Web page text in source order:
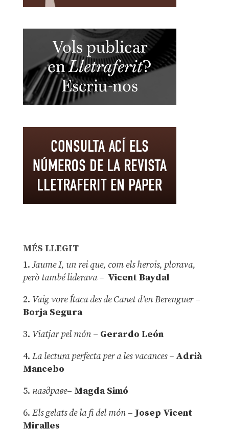
MÉS LLEGIT
1.Jaume I, un rei que, com els herois, plorava,
però també liderava – Vicent Baydal
2. Vaig vore Ítaca des de Canet d’en Berenguer–
Borja Segura
3. Viatjar pel món – Gerardo León
4. La lectura perfecta per a les vacances –Adrià
Mancebo
5. наздраве– Magda Simó
6. Els gelats de la fi del món – Josep Vicent
Miralles